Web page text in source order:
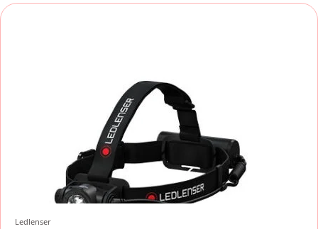
Ledlenser